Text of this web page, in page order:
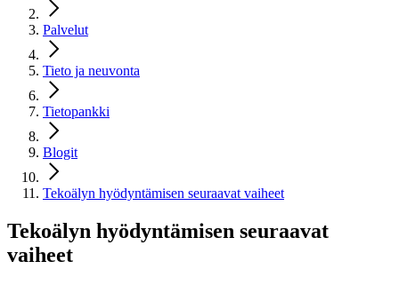
Palvelut
Tieto ja neuvonta
Tietopankki
Blogit
Tekoälyn hyödyntämisen seuraavat vaiheet
Tekoälyn hyödyntämisen seuraavat
vaiheet